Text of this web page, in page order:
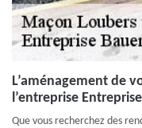
L’aménagement de
l’entreprise
Que vous recherchez des